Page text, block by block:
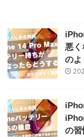
悪
のよ
の習